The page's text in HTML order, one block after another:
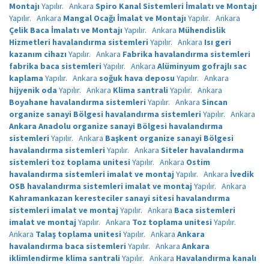
Montajı Yapılır. Ankara Spiro Kanal Sistemleri İmalatı ve Montajı
Yapılır. Ankara Mangal Ocağı İmalat ve Montajı Yapılır. Ankara
Çelik Baca İmalatı ve Montajı Yapılır. Ankara Mühendislik
Hizmetleri havalandırma sistemleri Yapılır. Ankara Isı geri
kazanım cihazı Yapılır. Ankara Fabrika havalandırma sistemleri
fabrika baca sistemleri Yapılır. Ankara Alüminyum gofrajlı sac
kaplama Yapılır. Ankara soğuk hava deposu Yapılır. Ankara
hijyenik oda Yapılır. Ankara Klima santrali Yapılır. Ankara
Boyahane havalandırma sistemleri Yapılır. Ankara Sincan
organize sanayi Bölgesi havalandırma sistemleri Yapılır. Ankara
Ankara Anadolu organize sanayi Bölgesi havalandırma
sistemleri Yapılır. Ankara Başkent organize sanayi Bölgesi
havalandırma sistemleri Yapılır. Ankara Siteler havalandırma
sistemleri toz toplama unitesi Yapılır. Ankara Ostim
havalandırma sistemleri imalat ve montaj Yapılır. Ankara İvedik
OSB havalandırma sistemleri imalat ve montaj Yapılır. Ankara
Kahramankazan keresteciler sanayi sitesi havalandırma
sistemleri imalat ve montaj Yapılır. Ankara Baca sistemleri
imalat ve montaj Yapılır. Ankara Toz toplama unitesi Yapılır.
Ankara Talaş toplama unitesi Yapılır. Ankara Ankara
havalandırma baca sistemleri Yapılır. Ankara Ankara
iklimlendirme klima santrali Yapılır. Ankara Havalandırma kanalı